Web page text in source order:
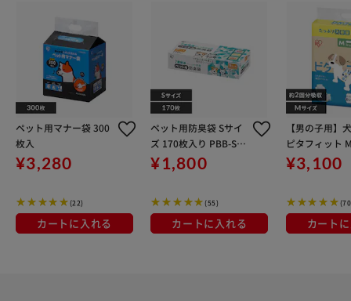
ペット用マナー袋 300
枚入
¥3,280
(22)
カートに入れる
ペット用防臭袋 Sサイ
ズ 170枚入り PBB-S17
0
¥1,800
(55)
カートに入れる
【男の子用】
ピタフィット
¥3,100
カート